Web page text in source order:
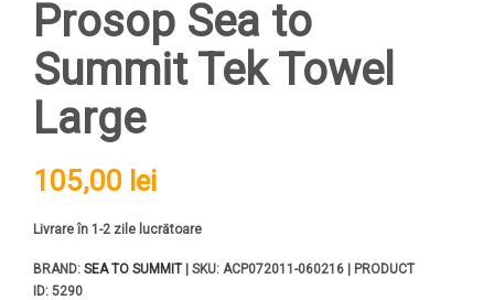
Prosop Sea to
Summit Tek Towel
Large
105,00 lei
Livrare în 1-2 zile lucrătoare
BRAND: SEA TO SUMMIT| SKU: ACP072011-060216 | PRODUCT
ID: 5290